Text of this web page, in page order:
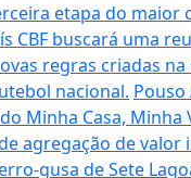
etapa do maior
CBF buscará uma
regras criadas na
nacional. Pouso
Minha Casa, Minha
agregação de valor
gusa de Sete